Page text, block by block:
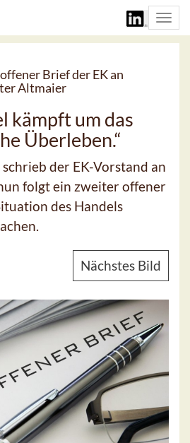
Brief der EK an
Altmaier
kämpft um das
Überleben.“
schrieb der EK-Vorstand an
folgt ein zweiter offener
des Handels
Nächstes Bild